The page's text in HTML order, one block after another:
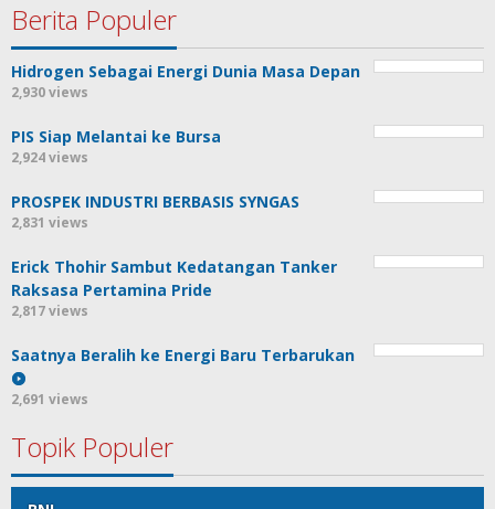
Berita Populer
Hidrogen Sebagai Energi Dunia Masa Depan
2,930 views
PIS Siap Melantai ke Bursa
2,924 views
PROSPEK INDUSTRI BERBASIS SYNGAS
2,831 views
Erick Thohir Sambut Kedatangan Tanker
Raksasa Pertamina Pride
2,817 views
Saatnya Beralih ke Energi Baru Terbarukan
2,691 views
Topik Populer